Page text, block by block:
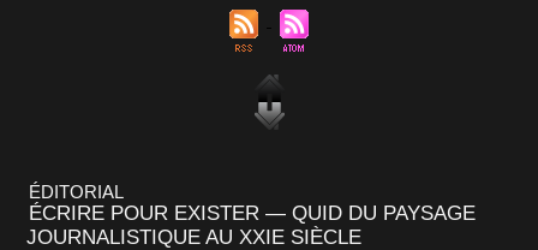
ÉDITORIAL
ÉCRIRE POUR EXISTER — QUID DU PAYSAGE
JOURNALISTIQUE AU XXIE SIÈCLE